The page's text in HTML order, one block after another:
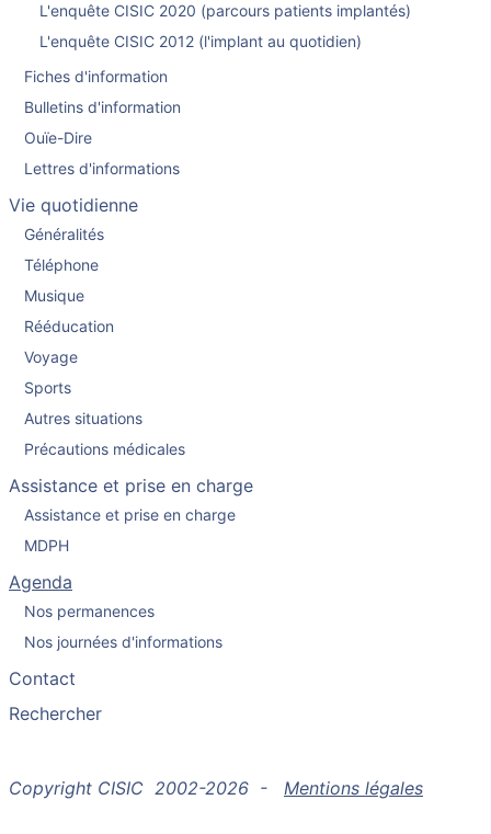
L'enquête CISIC 2020 (parcours patients implantés)
L'enquête CISIC 2012 (l'implant au quotidien)
Fiches d'information
Bulletins d'information
Ouïe-Dire
Lettres d'informations
Vie quotidienne
Généralités
Téléphone
Musique
Rééducation
Voyage
Sports
Autres situations
Précautions médicales
Assistance et prise en charge
Assistance et prise en charge
MDPH
Agenda
Nos permanences
Nos journées d'informations
Contact
Rechercher
Copyright CISIC 2002-2026 - Mentions légales